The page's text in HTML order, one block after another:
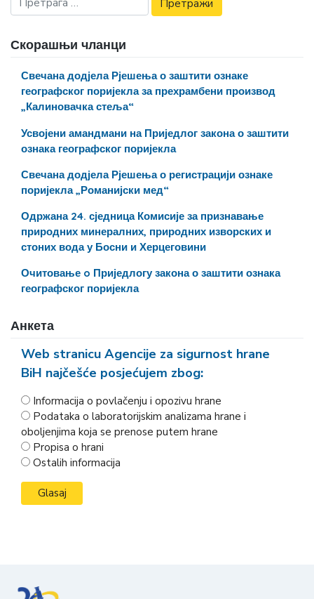
Скорашњи чланци
Свечана додјела Рјешења о заштити ознаке
географског поријекла за прехрамбени производ
„Калиновачка стеља“
Усвојени амандмани на Приједлог закона о заштити
ознака географског поријекла
Свечана додјела Рјешења о регистрацији ознаке
поријекла „Романијски мед“
Одржана 24. сједница Комисије за признавање
природних минералних, природних изворских и
стоних вода у Босни и Херцеговини
Очитовање o Приједлогу закона о заштити ознака
географског поријекла
Анкета
Web stranicu Agencije za sigurnost hrane
BiH najčešće posjećujem zbog:
Informacija o povlačenju i opozivu hrane
Podataka o laboratorijskim analizama hrane i
oboljenjima koja se prenose putem hrane
Propisa o hrani
Ostalih informacija